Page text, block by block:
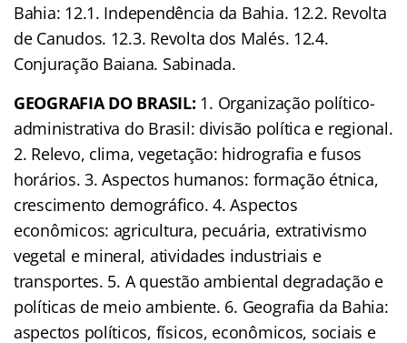
Bahia: 12.1. Independência da Bahia. 12.2. Revolta
de Canudos. 12.3. Revolta dos Malés. 12.4.
Conjuração Baiana. Sabinada.
GEOGRAFIA DO BRASIL: 1. Organização político-
administrativa do Brasil: divisão política e regional.
2. Relevo, clima, vegetação: hidrografia e fusos
horários. 3. Aspectos humanos: formação étnica,
crescimento demográfico. 4. Aspectos
econômicos: agricultura, pecuária, extrativismo
vegetal e mineral, atividades industriais e
transportes. 5. A questão ambiental degradação e
políticas de meio ambiente. 6. Geografia da Bahia:
aspectos políticos, físicos, econômicos, sociais e